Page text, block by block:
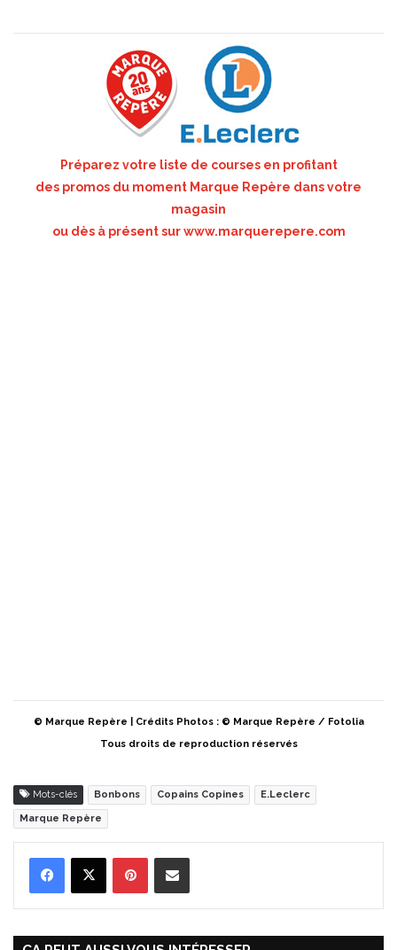
Préparez votre liste de courses en profitant
des promos du moment Marque Repère dans votre
magasin
ou dès à présent surwww.marquerepere.com
© Marque Repère | Crédits Photos : © Marque Repère / Fotolia
Tous droits de reproduction réservés
Mots-clés Bonbons Copains Copines E.Leclerc
Marque Repère